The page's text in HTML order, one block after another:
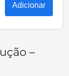
Adicionar
–